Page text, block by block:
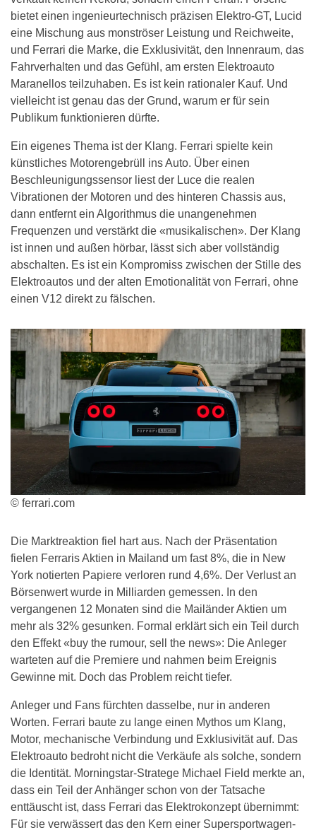
bietet einen ingenieurtechnisch präzisen Elektro-GT, Lucid
eine Mischung aus monströser Leistung und Reichweite,
und Ferrari die Marke, die Exklusivität, den Innenraum, das
Fahrverhalten und das Gefühl, am ersten Elektroauto
Maranellos teilzuhaben. Es ist kein rationaler Kauf. Und
vielleicht ist genau das der Grund, warum er für sein
Publikum funktionieren dürfte.
Ein eigenes Thema ist der Klang. Ferrari spielte kein
künstliches Motorengebrüll ins Auto. Über einen
Beschleunigungssensor liest der Luce die realen
Vibrationen der Motoren und des hinteren Chassis aus,
dann entfernt ein Algorithmus die unangenehmen
Frequenzen und verstärkt die «musikalischen». Der Klang
ist innen und außen hörbar, lässt sich aber vollständig
abschalten. Es ist ein Kompromiss zwischen der Stille des
Elektroautos und der alten Emotionalität von Ferrari, ohne
einen V12 direkt zu fälschen.
© ferrari.com
Die Marktreaktion fiel hart aus. Nach der Präsentation
fielen Ferraris Aktien in Mailand um fast 8%, die in New
York notierten Papiere verloren rund 4,6%. Der Verlust an
Börsenwert wurde in Milliarden gemessen. In den
vergangenen 12 Monaten sind die Mailänder Aktien um
mehr als 32% gesunken. Formal erklärt sich ein Teil durch
den Effekt «buy the rumour, sell the news»: Die Anleger
warteten auf die Premiere und nahmen beim Ereignis
Gewinne mit. Doch das Problem reicht tiefer.
Anleger und Fans fürchten dasselbe, nur in anderen
Worten. Ferrari baute zu lange einen Mythos um Klang,
Motor, mechanische Verbindung und Exklusivität auf. Das
Elektroauto bedroht nicht die Verkäufe als solche, sondern
die Identität. Morningstar-Stratege Michael Field merkte an,
dass ein Teil der Anhänger schon von der Tatsache
enttäuscht ist, dass Ferrari das Elektrokonzept übernimmt:
Für sie verwässert das den Kern einer Supersportwagen-